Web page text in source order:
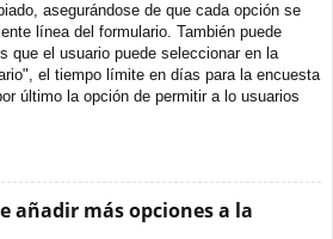
asegurándose de que cada opción se
línea del formulario. También puede
que el usuario puede seleccionar en la
el tiempo límite en días para la encuesta
último la opción de permitir a lo usuarios
añadir más opciones a la